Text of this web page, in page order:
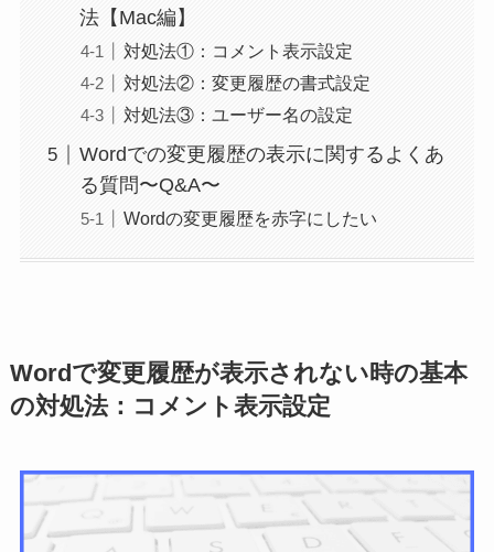
法【Mac編】
対処法①：コメント表示設定
対処法②：変更履歴の書式設定
対処法③：ユーザー名の設定
Wordでの変更履歴の表示に関するよくあ
る質問〜Q&A〜
Wordの変更履歴を赤字にしたい
Wordで変更履歴が表示されない時の基本
の対処法：コメント表示設定